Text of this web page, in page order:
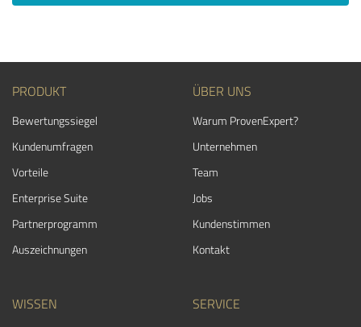
PRODUKT
Bewertungssiegel
Kundenumfragen
Vorteile
Enterprise Suite
Partnerprogramm
Auszeichnungen
ÜBER UNS
Warum ProvenExpert?
Unternehmen
Team
Jobs
Kundenstimmen
Kontakt
WISSEN SERVICE